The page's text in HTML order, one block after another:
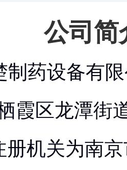
公司简
制药设备有
霞区龙潭街
册机关为南